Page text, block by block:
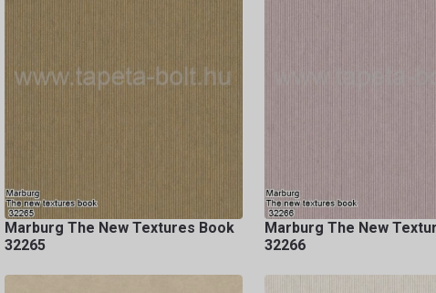
Marburg The New Textures Book
32265
Marburg The New
32266